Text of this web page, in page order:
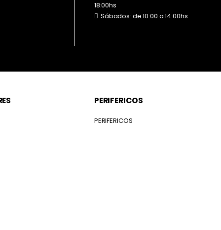
18:00hs
Sábados: de 10:00 a 14:00hs
PERIFERICOS
PERIFERICOS